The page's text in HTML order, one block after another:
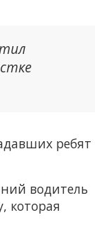
ребят
водитель
которая